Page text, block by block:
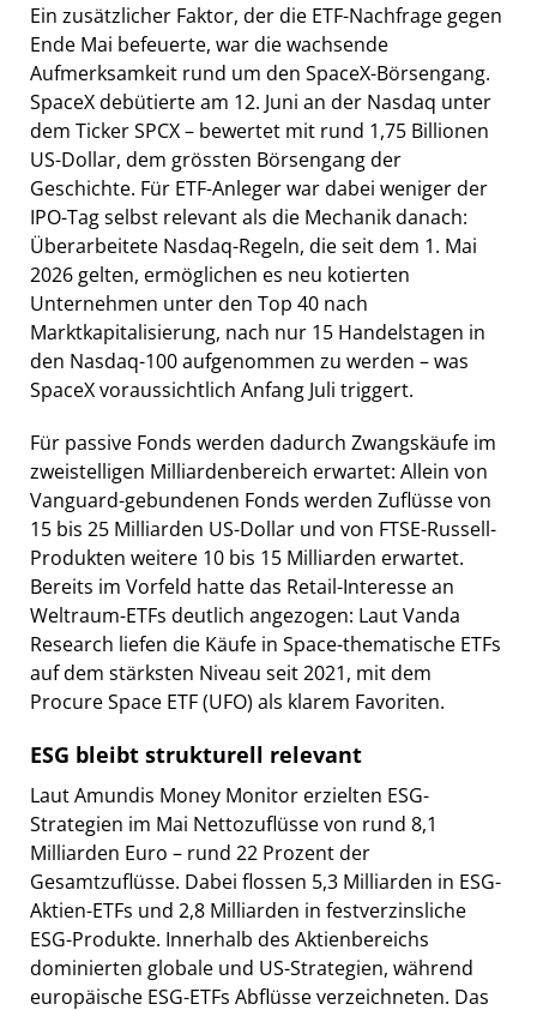
Ein zusätzlicher Faktor, der die ETF-Nachfrage gegen
Ende Mai befeuerte, war die wachsende
Aufmerksamkeit rund um den SpaceX-Börsengang.
SpaceX debütierte am 12. Juni an der Nasdaq unter
dem Ticker SPCX – bewertet mit rund 1,75 Billionen
US-Dollar, dem grössten Börsengang der
Geschichte. Für ETF-Anleger war dabei weniger der
IPO-Tag selbst relevant als die Mechanik danach:
Überarbeitete Nasdaq-Regeln, die seit dem 1. Mai
2026 gelten, ermöglichen es neu kotierten
Unternehmen unter den Top 40 nach
Marktkapitalisierung, nach nur 15 Handelstagen in
den Nasdaq-100 aufgenommen zu werden – was
SpaceX voraussichtlich Anfang Juli triggert.
Für passive Fonds werden dadurch Zwangskäufe im
zweistelligen Milliardenbereich erwartet: Allein von
Vanguard-gebundenen Fonds werden Zuflüsse von
15 bis 25 Milliarden US-Dollar und von FTSE-Russell-
Produkten weitere 10 bis 15 Milliarden erwartet.
Bereits im Vorfeld hatte das Retail-Interesse an
Weltraum-ETFs deutlich angezogen: Laut Vanda
Research liefen die Käufe in Space-thematische ETFs
auf dem stärksten Niveau seit 2021, mit dem
Procure Space ETF (UFO) als klarem Favoriten.
ESG bleibt strukturell relevant
Laut Amundis Money Monitor erzielten ESG-
Strategien im Mai Nettozuflüsse von rund 8,1
Milliarden Euro – rund 22 Prozent der
Gesamtzuflüsse. Dabei flossen 5,3 Milliarden in ESG-
Aktien-ETFs und 2,8 Milliarden in festverzinsliche
ESG-Produkte. Innerhalb des Aktienbereichs
dominierten globale und US-Strategien, während
europäische ESG-ETFs Abflüsse verzeichneten. Das